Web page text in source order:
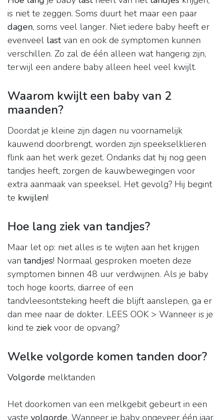
is niet te zeggen. Soms duurt het maar een paar
dagen, soms veel langer. Niet iedere baby heeft er
evenveel lastvan en ook de symptomen kunnen
verschillen. Zo zal de één alleen wat hangerig zijn,
terwijl een andere baby alleen heel veel kwijlt.
Waarom kwijlt een baby van 2
maanden?
Doordat je kleine zijn dagen nu voornamelijk
kauwend doorbrengt, worden zijn speekselklieren
flink aan het werk gezet. Ondanks dat hij nog geen
tandjes heeft, zorgen de kauwbewegingen voor
extra aanmaak van speeksel. Het gevolg? Hij begint
te kwijlen!
Hoe lang ziek van tandjes?
Maar let op: niet alles is te wijten aan het krijgen
van tandjes! Normaal gesproken moeten deze
symptomen binnen 48 uur verdwijnen. Als je baby
toch hoge koorts, diarree of een
tandvleesontsteking heeft die blijft aanslepen, ga er
dan mee naar de dokter. LEES OOK > Wanneer is je
kind te ziek voor de opvang?
Welke volgorde komen tanden door?
Volgorde melktanden
Het doorkomen van een melkgebit gebeurt in een
vaste volgorde. Wanneer je baby ongeveer één jaar